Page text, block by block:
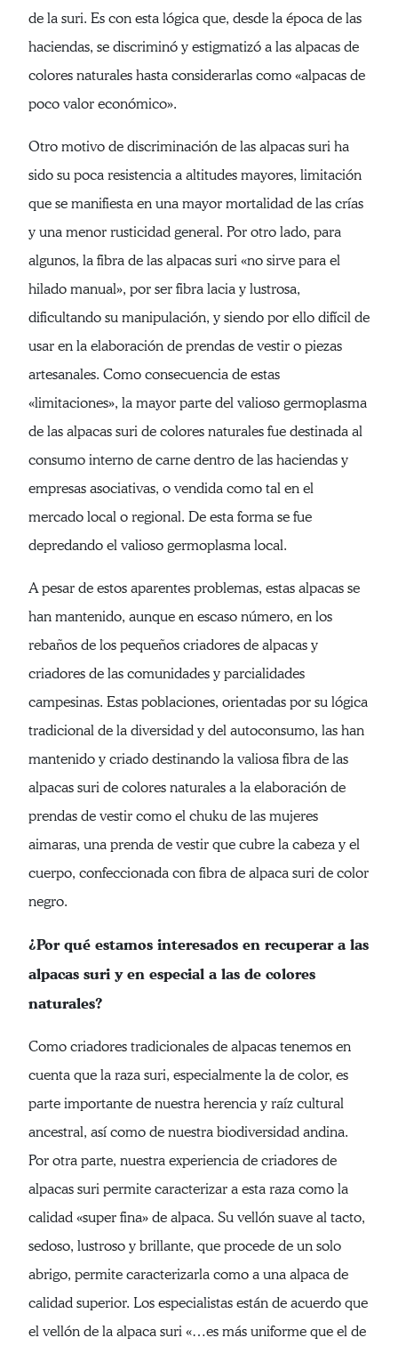
de la suri. Es con esta lógica que, desde la época de las
haciendas, se discriminó y estigmatizó a las alpacas de
colores naturales hasta considerarlas como «alpacas de
poco valor económico».
Otro motivo de discriminación de las alpacas suri ha
sido su poca resistencia a altitudes mayores, limitación
que se manifiesta en una mayor mortalidad de las crías
y una menor rusticidad general. Por otro lado, para
algunos, la fibra de las alpacas suri «no sirve para el
hilado manual», por ser fibra lacia y lustrosa,
dificultando su manipulación, y siendo por ello difícil de
usar en la elaboración de prendas de vestir o piezas
artesanales. Como consecuencia de estas
«limitaciones», la mayor parte del valioso germoplasma
de las alpacas suri de colores naturales fue destinada al
consumo interno de carne dentro de las haciendas y
empresas asociativas, o vendida como tal en el
mercado local o regional. De esta forma se fue
depredando el valioso germoplasma local.
A pesar de estos aparentes problemas, estas alpacas se
han mantenido, aunque en escaso número, en los
rebaños de los pequeños criadores de alpacas y
criadores de las comunidades y parcialidades
campesinas. Estas poblaciones, orientadas por su lógica
tradicional de la diversidad y del autoconsumo, las han
mantenido y criado destinando la valiosa fibra de las
alpacas suri de colores naturales a la elaboración de
prendas de vestir como el chuku de las mujeres
aimaras, una prenda de vestir que cubre la cabeza y el
cuerpo, confeccionada con fibra de alpaca suri de color
negro.
¿Por qué estamos interesados en recuperar a las
alpacas suri y en especial a las de colores
naturales?
Como criadores tradicionales de alpacas tenemos en
cuenta que la raza suri, especialmente la de color, es
parte importante de nuestra herencia y raíz cultural
ancestral, así como de nuestra biodiversidad andina.
Por otra parte, nuestra experiencia de criadores de
alpacas suri permite caracterizar a esta raza como la
calidad «super fina» de alpaca. Su vellón suave al tacto,
sedoso, lustroso y brillante, que procede de un solo
abrigo, permite caracterizarla como a una alpaca de
calidad superior. Los especialistas están de acuerdo que
el vellón de la alpaca suri «…es más uniforme que el de